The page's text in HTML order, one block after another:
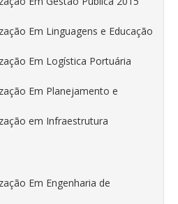
Em Linguagens e Educação
Em Logística Portuária
Em Planejamento e
em Infraestrutura
Em Engenharia de